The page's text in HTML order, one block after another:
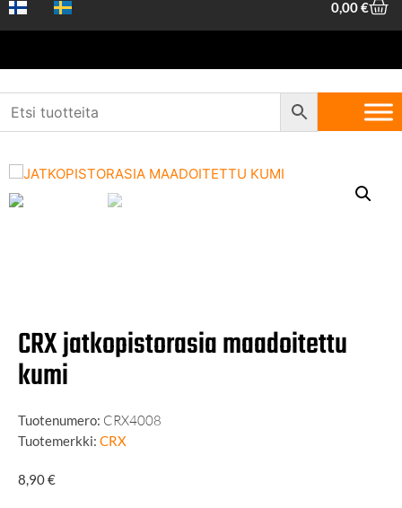
0,00€
Etusivu Koneet ja työkalut
/ CRX jatkopistorasia
CRX jatkopistorasia maadoitettu
kumi
Tuotenumero: CRX4008
Tuotemerkki: CRX
8,90€